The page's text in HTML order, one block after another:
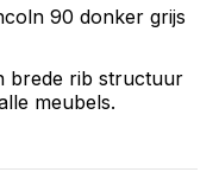
90 donker grijs
brede rib structuur
meubels.